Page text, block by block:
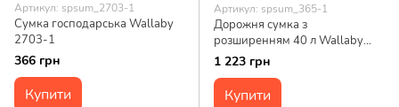
Артикул: spsum_2703-1
Сумка господарська Wallaby
2703-1
366 грн
Купити
Артикул: spsum_365-1
Дорожня сумка з
розширенням 40 л Wallaby
365-1 чорна
1 223 грн
Купити